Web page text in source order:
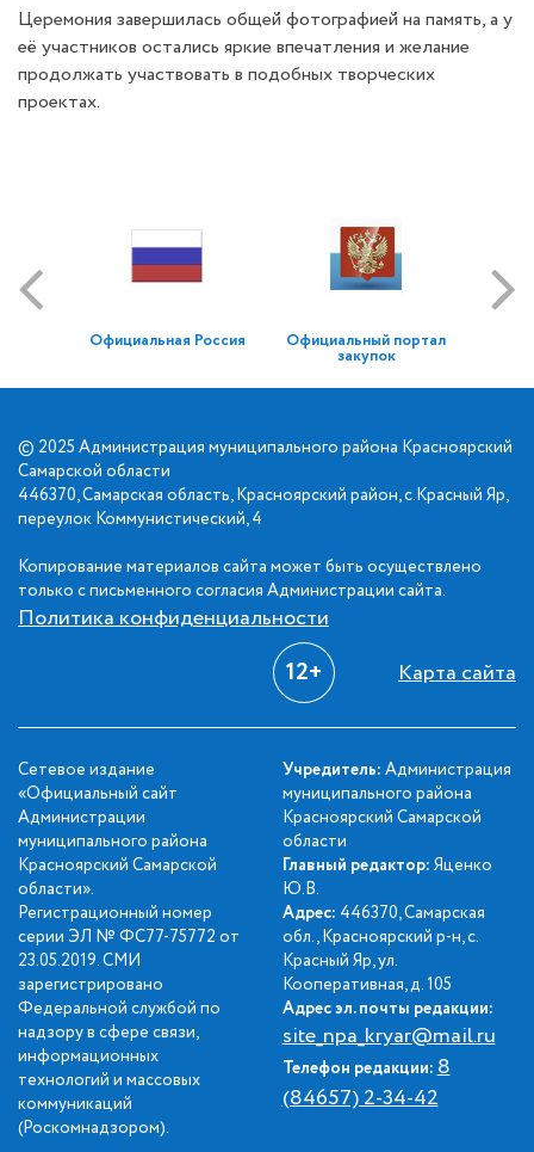
Церемония завершилась общей фотографией на память, а у
её участников остались яркие впечатления и желание
продолжать участвовать в подобных творческих
проектах.
Официальная Россия Официальный портал
закупок
© 2025 Администрация муниципального района Красноярский
Самарской области
446370, Самарская область, Красноярский район, с.Красный Яр,
переулок Коммунистический, 4
Копирование материалов сайта может быть осуществлено
только с письменного согласия Администрации сайта.
Политика конфиденциальности
12+ Карта сайта
Сетевое издание
«Официальный сайт
Администрации
муниципального района
Красноярский Самарской
области».
Регистрационный номер
серии ЭЛ № ФС77-75772 от
23.05.2019. СМИ
зарегистрировано
Федеральной службой по
надзору в сфере связи,
информационных
технологий и массовых
коммуникаций
(Роскомнадзором).
Учредитель: Администрация
муниципального района
Красноярский Самарской
области
Главный редактор: Яценко
Ю.В.
Адрес: 446370, Самарская
обл., Красноярский р-н, с.
Красный Яр, ул.
Кооперативная, д. 105
Адрес эл. почты редакции:
site_npa_kryar@mail.ru
Телефон редакции:8
(84657) 2-34-42